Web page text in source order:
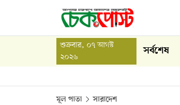
শুক্রবার, ০৭ আগস্ট
২০২৬
সর্বশেষ
মূল পাতা সারাদেশ